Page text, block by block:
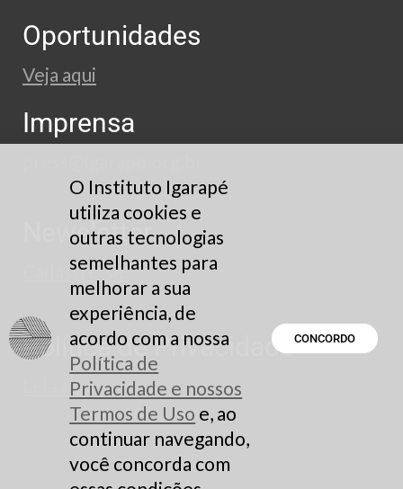
Oportunidades
Veja aqui
Imprensa
Newsletter
Cadastre-se
Política de Privacidade
Leia aqui
O Instituto Igarapé
utiliza cookies e
outras tecnologias
semelhantes para
melhorar a sua
experiência, de
acordo com a nossa
Política de
Privacidade e nossos
Termos de Uso e, ao
continuar navegando,
você concorda com
CONCORDO